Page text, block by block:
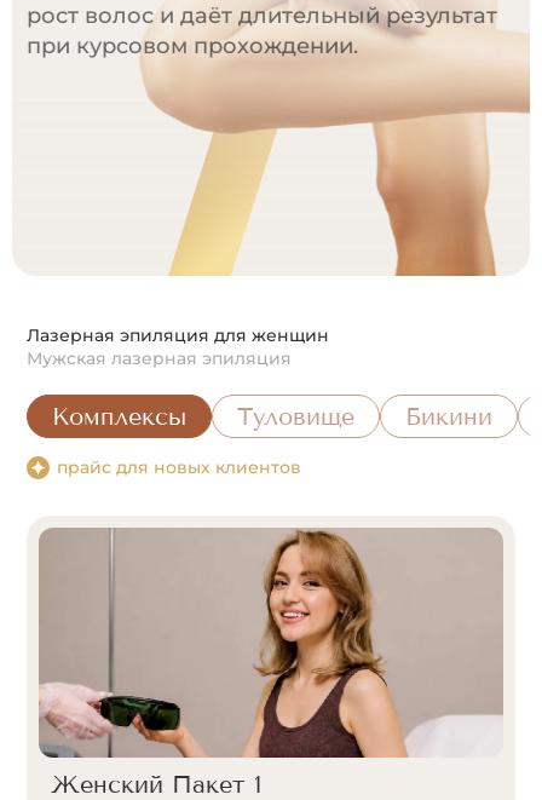
рост волос и даёт длительный результат
при курсовом прохождении.
Лазерная эпиляция для женщин
Мужская лазерная эпиляция
Комплексы Туловище Бикини
прайс для новых клиентов
Женский Пакет 1